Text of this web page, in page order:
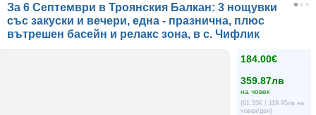
За 6 Септември в Троянския Балкан: 3 нощувки
със закуски и вечери, една - празнична, плюс
вътрешен басейн и релакс зона, в с. Чифлик
184.00€
359.87лв
на човек
(61.33€ / 119.95лв на
човек/ден)